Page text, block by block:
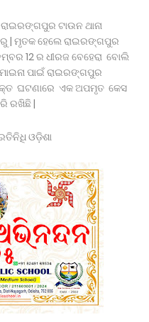
ଟାଉନ ଥାନା
| ମୃତକ ହେଲେ ରାଇରଙ୍ଗପୁର
12 ର ଧୀରଜ ବେହେରା ବୋଲି
ପାଇଁ ରାଇରଙ୍ଗପୁର
ଘଟଣାରେ ଏକ ଅପମୃତ କେସ
ରଖିଛି |
ଓଡ଼ିଶା